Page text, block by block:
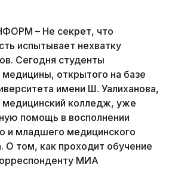
– Не секрет, что
испытывает нехватку
Сегодня студенты
открытого на базе
имени Ш. Уалиханова,
медицинский колледж, уже
помощь в восполнении
и младшего медицинского
О том, как проходит обучение
МИА